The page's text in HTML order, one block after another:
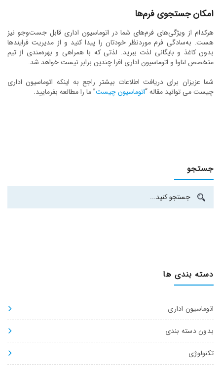
امکان جستجوی فرم‌ها
هرکدام از ویژگی‌های فرم‌های شما در اتوماسیون اداری قابل جست‌وجو نیز
هست. به‌سادگی فرم موردنظر خودتان را پیدا کنید و از مدیریت فرایندها
بدون کاغذ و بایگانی لذت ببرید. لذتی که با همراهی و بهره‌مندی از تیم
متخصص لناوا و اتوماسیون اداری افرا چندین برابر نیست خواهد شد.
شما عزیزان برای دریافت اطلاعات بیشتر راجع به اینکه اتوماسیون اداری
چیست می توانید مقاله “اتوماسیون چیست” ما را مطالعه بفرمایید.
جستجو
دسته بندی ها
اتوماسیون اداری
بدون دسته بندی
تکنولوژی